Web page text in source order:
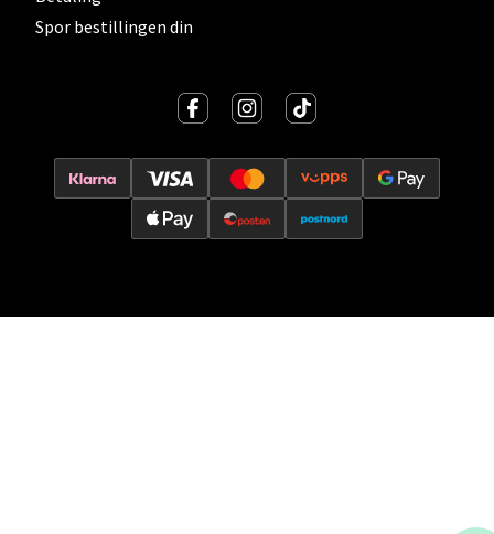
Spor bestillingen din
Åpent i dag 10-17
Oslo - Thon Senter Storo